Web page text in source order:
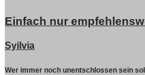
Einfach nur
Syilvia
Wer immer noch unentschlossen sein